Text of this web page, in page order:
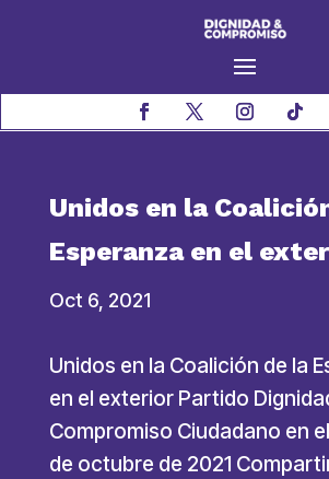
Unidos en la
Esperanza en el
Oct 6, 2021
Unidos en la Coalición de la
en el exterior Partido
Compromiso Ciudadano en
de octubre de 2021